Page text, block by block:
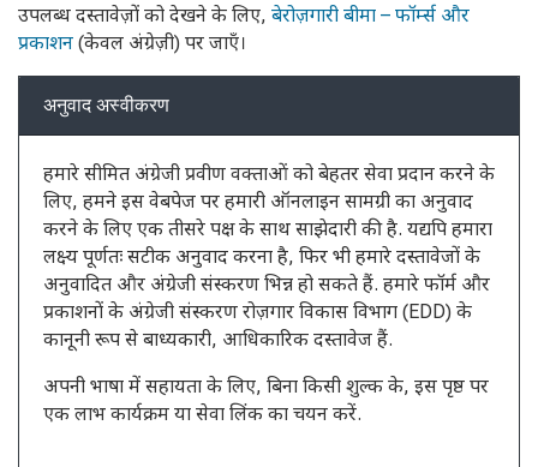
उपलब्ध दस्तावेज़ों को देखने के लिए, बेरोज़गारी बीमा – फॉर्म्स और
प्रकाशन (केवल अंग्रेज़ी) पर जाएँ।
अनुवाद अस्वीकरण
हमारे सीमित अंग्रेजी प्रवीण वक्ताओं को बेहतर सेवा प्रदान करने के
लिए, हमने इस वेबपेज पर हमारी ऑनलाइन सामग्री का अनुवाद
करने के लिए एक तीसरे पक्ष के साथ साझेदारी की है. यद्यपि हमारा
लक्ष्य पूर्णतः सटीक अनुवाद करना है, फिर भी हमारे दस्तावेजों के
अनुवादित और अंग्रेजी संस्करण भिन्न हो सकते हैं. हमारे फॉर्म और
प्रकाशनों के अंग्रेजी संस्करण रोज़गार विकास विभाग (EDD) के
कानूनी रूप से बाध्यकारी, आधिकारिक दस्तावेज हैं.
अपनी भाषा में सहायता के लिए, बिना किसी शुल्क के, इस पृष्ठ पर
एक लाभ कार्यक्रम या सेवा लिंक का चयन करें.